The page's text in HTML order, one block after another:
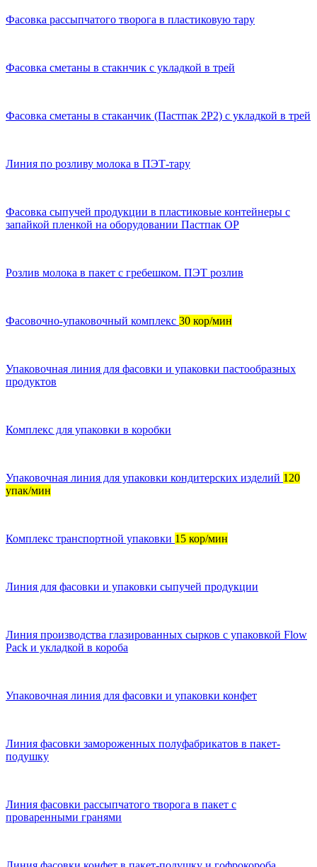
Фасовка рассыпчатого творога в пластиковую тару
Фасовка сметаны в стакнчик с укладкой в трей
Фасовка сметаны в стаканчик (Пастпак 2Р2) с укладкой в трей
Линия по розливу молока в ПЭТ-тару
Фасовка сыпучей продукции в пластиковые контейнеры с
запайкой пленкой на оборудовании Пастпак ОР
Розлив молока в пакет с гребешком. ПЭТ розлив
Фасовочно-упаковочный комплекс 30 кор/мин
Упаковочная линия для фасовки и упаковки пастообразных
продуктов
Комплекс для упаковки в коробки
Упаковочная линия для упаковки кондитерских изделий 120
упак/мин
Комплекс транспортной упаковки 15 кор/мин
Линия для фасовки и упаковки сыпучей продукции
Линия производства глазированных сырков с упаковкой Flow
Pack и укладкой в короба
Упаковочная линия для фасовки и упаковки конфет
Линия фасовки замороженных полуфабрикатов в пакет-
подушку
Линия фасовки рассыпчатого творога в пакет с
проваренными гранями